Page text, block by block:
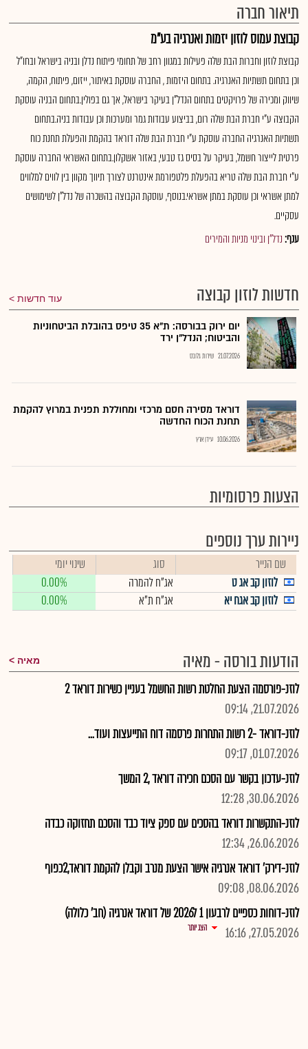
תיאור חברה
קבוצת עמוס לוזון יזמות ואנרגיה בע"מ
קבוצת לוזון וחברות הבת שלה פעילות במגוון רחב של תחומי פיתוח נדלן ובניה בישראל ובחו״ל
וכן בתחום תשתיות האנרגיה. בתחום היזמות , החברה עוסקת באיתור, ייזום, פיתוח, הקמה,
שיווק ומכירה של פרויקטים בתחום הנדל"ן בעיקר בישראל, אך גם בפולין.בתחום הבניה עוסקת
הקבוצה ע"י חברת הבת שלה רום, בביצוע עבודות גמר ומערכות וכן עבודות בניה.בתחום
תשתיות האנרגיה החברה עוסקת ע"י חברת הבת שלה דוראד בהקמת והפעלת תחנת כוח
פרטית לייצור חשמל, בעיקר על בסיס גז טבעי, באזור אשקלון.בתחום האשראי החברה עוסקת
ע"י חברת הבת שלה טריא בהפעלת פלטפורמת אינטרנט לצורך תיווך מקוון בין לווים למלווים
למתן אשראי וכן עוסקת במתן אשראי.בנוסף, עוסקת הקבוצה בהשכרה של נדל"ן לשימושים
עסקיים.
ענף:נדל"ן ובינוי מניות והמירים
חדשות לוזון קבוצה עוד חדשות
יום ירוק בבורסה: ת"א 35 טיפס בהובלת הביטחוניות
והביטוח; הנדל"ן ירד
21.07.2026 שירות גלובס
דוראד מסירה חסם מרכזי ומחוללת תפנית במרוץ להקמת
תחנת הכוח החדשה
10.06.2026 עידן ארץ
הצעות פרסומיות
ניירות ערך נוספים
שם הנייר סוג
שינוי יומי
לוזון קב אג ט
אג"ח להמרה
0.00%
לוזון קב אגח יא
אג"ח ת"א 0.00%
הודעות בורסה - מאיה מאיה
לוזנ-פורסמה הצעת החלטת רשות החשמל בעניין כשירות דוראד 2
21.07.2026, 09:14
לוזנ-דוראד -2 רשות התחרות פרסמה דוח התייעצות ועוד...
01.07.2026, 09:17
לוזנ-עדכון בקשר עם הסכם חכירה דוראד ,2 המשך
30.06.2026, 12:28
לוזנ-התקשרות דוראד בהסכים עם ספק ציוד כבד והסכם תחזוקה כבדה
26.06.2026, 12:34
לוזנ-דירק' דוראד אנרגיה אישר הצעת מנרב וקבלן להקמת דוראד,2כפוף
08.06.2026, 09:08
לוזנ-דוחות כספיים לרבעון 1 ל2026 של דוראד אנרגיה (חב' כלולה)
27.05.2026, 16:16
הצג יותר